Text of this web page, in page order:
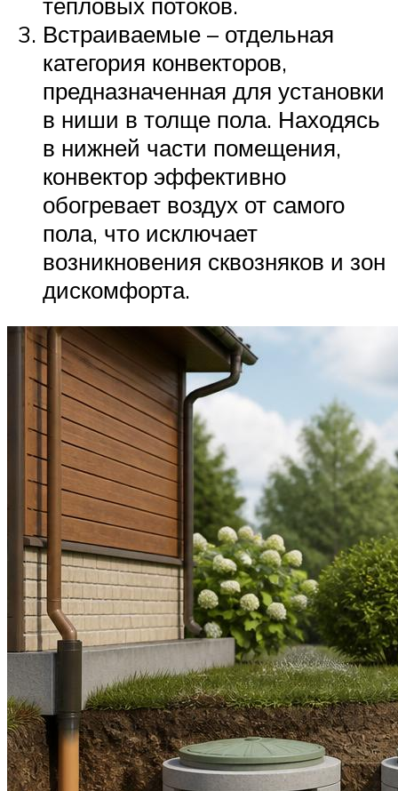
Встраиваемые – отдельная
категория конвекторов,
предназначенная для установки
в ниши в толще пола. Находясь
в нижней части помещения,
конвектор эффективно
обогревает воздух от самого
пола, что исключает
возникновения сквозняков и зон
дискомфорта.